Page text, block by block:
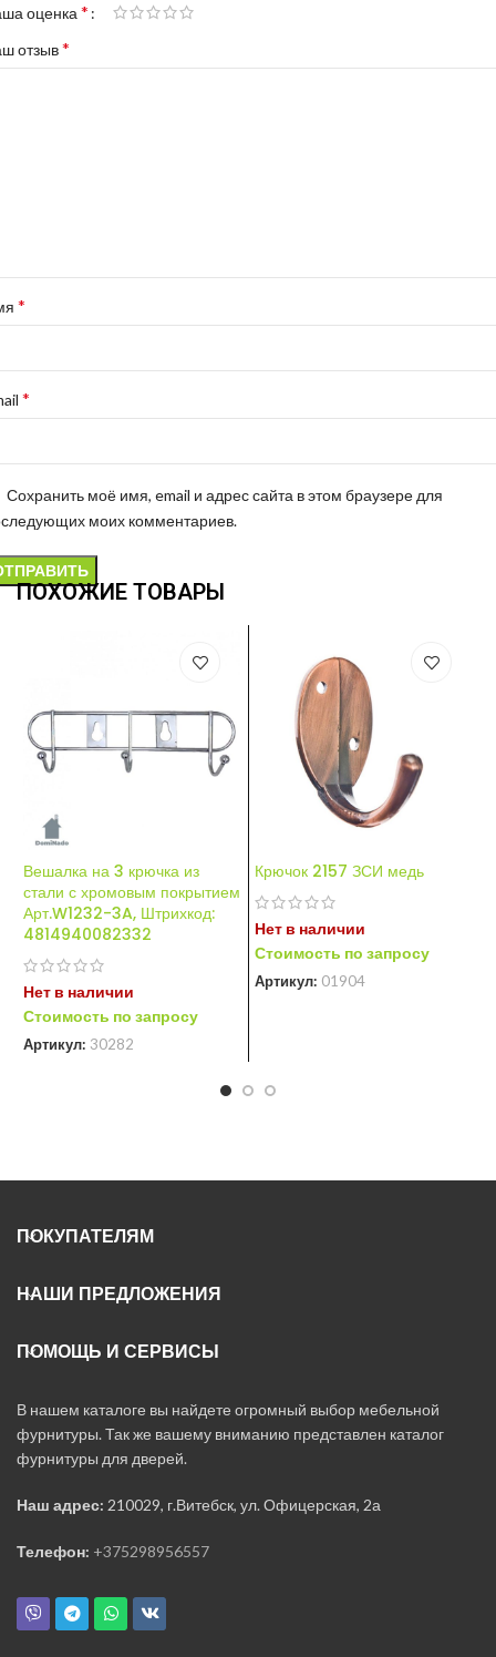
оценка *
отзыв*
*
*
Сохранить моё имя, email и адрес сайта в этом браузере для
моих комментариев.
ПОХОЖИЕ ТОВАРЫ
Вешалка на 3 крючка из
стали с хромовым покрытием
Арт.W1232-3A, Штрихкод:
4814940082332
Нет в наличии
Стоимость по запросу
Артикул: 30282
Крючок 2157 ЗСИ медь
Нет в наличии
Стоимость по запросу
Артикул: 01904
ПОКУПАТЕЛЯМ
НАШИ ПРЕДЛОЖЕНИЯ
ПОМОЩЬ И СЕРВИСЫ
В нашем каталоге вы найдете огромный выбор мебельной
фурнитуры. Так же вашему вниманию представлен каталог
фурнитуры для дверей.
Наш адрес: 210029, г.Витебск, ул. Офицерская, 2а
Телефон: +375298956557